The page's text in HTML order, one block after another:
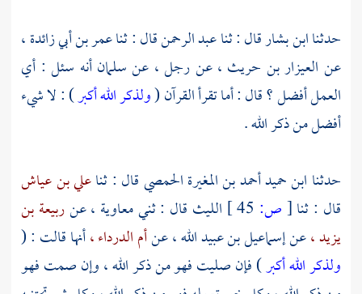
حدثناابن بشارقال : ثناعبد الرحمنقال : ثناعمر بن أبي زائدة ،
عن العيزار بن حريث ،عن رجل ، عنسلمانأنه سئل : أي
العمل أفضل ؟ قال : أما تقرأ القرآن (ولذكر الله أكبر) : لا شيء
أفضل من ذكر الله .
حدثنا ابن حميد أحمد بن المغيرة الحمصيقال : ثناعلي بن عياش
قال : ثنا[ص: الليث قال : ثنيمعاوية ،عنربيعة بن
يزيد ،عنإسماعيل بن عبيد الله ،عنأم الدرداء ،أنها قالت : (
ولذكر الله أكبر) فإن صليت فهو من ذكر الله ، وإن صمت فهو